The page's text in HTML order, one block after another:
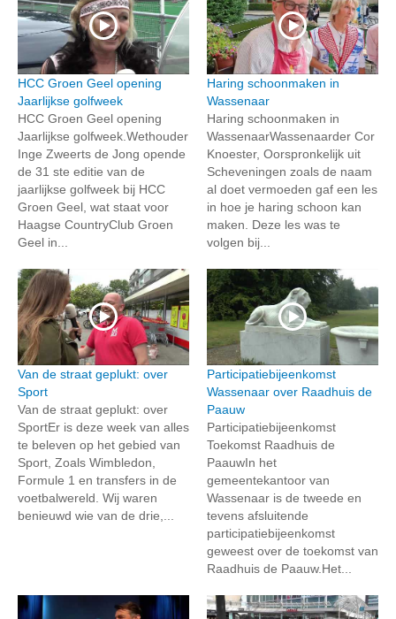
HCC Groen Geel opening
Jaarlijkse golfweek
HCC Groen Geel opening
Jaarlijkse golfweek.Wethouder
Inge Zweerts de Jong opende
de 31 ste editie van de
jaarlijkse golfweek bij HCC
Groen Geel, wat staat voor
Haagse CountryClub Groen
Geel in...
Haring schoonmaken in
Wassenaar
Haring schoonmaken in
WassenaarWassenaarder Cor
Knoester, Oorspronkelijk uit
Scheveningen zoals de naam
al doet vermoeden gaf een les
in hoe je haring schoon kan
maken. Deze les was te
volgen bij...
Van de straat geplukt: over
Sport
Van de straat geplukt: over
SportEr is deze week van alles
te beleven op het gebied van
Sport, Zoals Wimbledon,
Formule 1 en transfers in de
voetbalwereld. Wij waren
benieuwd wie van de drie,...
Participatiebijeenkomst
Wassenaar over Raadhuis de
Paauw
Participatiebijeenkomst
Toekomst Raadhuis de
PaauwIn het
gemeentekantoor van
Wassenaar is de tweede en
tevens afsluitende
participatiebijeenkomst
geweest over de toekomst van
Raadhuis de Paauw.Het...